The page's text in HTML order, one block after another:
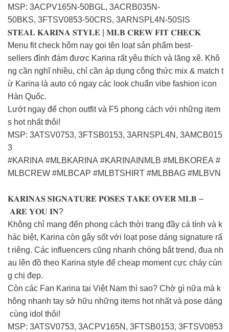
MSP: 3ACPV165N-50BGL, 3ACRB035N-
50BKS, 3FTSV0853-50CRS, 3ARNSPL4N-50SIS
𝐒𝐓𝐄𝐀𝐋 𝐊𝐀𝐑𝐈𝐍𝐀 𝐒𝐓𝐘𝐋𝐄 | 𝐌𝐋𝐁 𝐂𝐑𝐄𝐖 𝐅𝐈𝐓 𝐂𝐇𝐄𝐂𝐊
Menu fit check hôm nay gọi tên loạt sản phẩm best-
sellers đình đám được Karina rất yêu thích và lăng xê. Khô
ng cần nghĩ nhiều, chỉ cần áp dụng công thức mix & match t
ừ Karina là auto có ngay các look chuẩn vibe fashion icon
Hàn Quốc.
Lướt ngay để chọn outfit và F5 phong cách với những item
s hot nhất thôi!
MSP: 3ATSV0753, 3FTSB0153, 3ARNSPL4N, 3AMCB015
3
#KARINA #MLBKARINA #KARINAINMLB #MLBKOREA #
MLBCREW #MLBCAP #MLBTSHIRT #MLBBAG #MLBVN
𝐊𝐀𝐑𝐈𝐍𝐀𝐒 𝐒𝐈𝐆𝐍𝐀𝐓𝐔𝐑𝐄 𝐏𝐎𝐒𝐄𝐒 𝐓𝐀𝐊𝐄 𝐎𝐕𝐄𝐑 𝐌𝐋𝐁 –
𝐀𝐑𝐄 𝐘𝐎𝐔 𝐈𝐍?
Không chỉ mang đến phong cách thời trang đầy cá tính và k
hác biệt, Karina còn gây sốt với loạt pose dáng signature rấ
t riêng. Các influencers cũng nhanh chóng bắt trend, đua nh
au lên đồ theo Karina style để cheap moment cực cháy cùn
g chị đẹp.
Còn các Fan Karina tại Việt Nam thì sao? Chờ gì nữa mà k
hông nhanh tay sở hữu những items hot nhất và pose dáng
cùng idol thôi!
MSP: 3ATSV0753, 3ACPV165N, 3FTSB0153, 3FTSV0853